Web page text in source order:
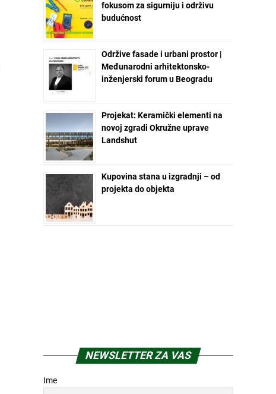
fokusom za sigurniju i održivu
budućnost
Održive fasade i urbani prostor |
Međunarodni arhitektonsko-
inženjerski forum u Beogradu
Projekat: Keramički elementi na
novoj zgradi Okružne uprave
Landshut
Kupovina stana u izgradnji – od
projekta do objekta
NEWSLETTER ZA VAS
Ime